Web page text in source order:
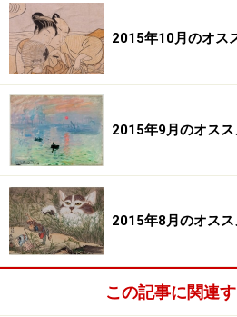
どうです？
鑑賞の参考になったかと思いま
近代美術館の場合、キャプショ
ており、キャプションのデザイ
一成さんが手がけています。
さらに作品について知りたい方は
2015年10月のオス
2015年9月のオス
2015年8月のオス
この記事に関連